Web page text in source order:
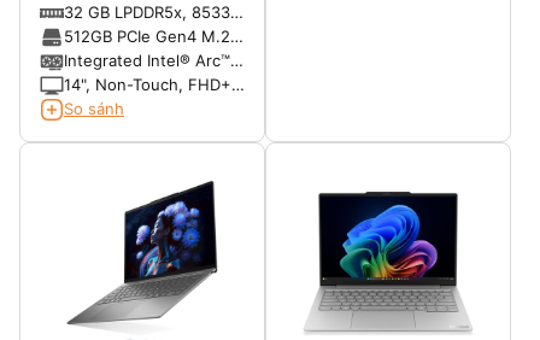
268V, vPro® (48 TOPS
NPU, 8 cores, up to 5.0
GHz)
32 GB LPDDR5x, 8533
MT/s, dual-channel
(onboard)
512GB PCIe Gen4 M.2
SSD
Integrated Intel® Arc™
graphics
14", Non-Touch, FHD+,
Anti-Glare, 300 nits,
So sánh